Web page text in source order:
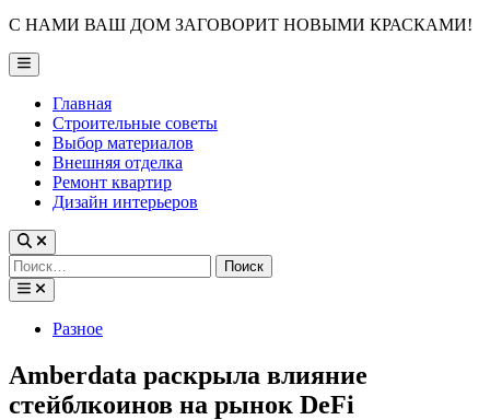
С НАМИ ВАШ ДОМ ЗАГОВОРИТ НОВЫМИ КРАСКАМИ!
Main
Menu
Главная
Строительные советы
Выбор материалов
Внешняя отделка
Ремонт квартир
Дизайн интерьеров
Найти:
PostedРазное
Amberdata раскрыла влияние
стейблкоинов на рынок DeFi